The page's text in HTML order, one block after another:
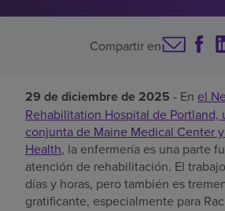
Inversores
Empleos
Pagar mi factura
Compartir en
29 de diciembre de 2025 - En el
Rehabilitation Hospital de Portland,
conjunta de Maine Medical Center
Health, la enfermería es una parte
atención de rehabilitación. El
días y horas, pero también es
gratificante, especialmente para